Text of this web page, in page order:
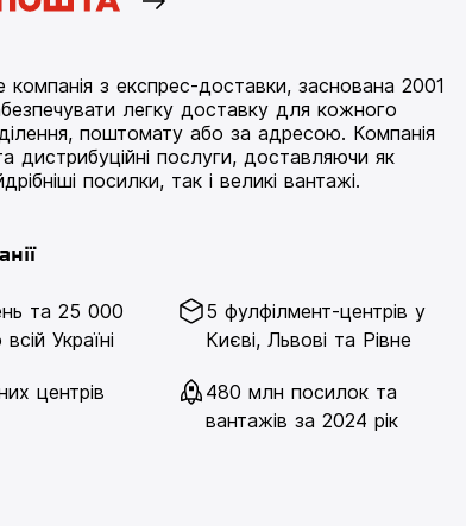
з експрес-доставки, заснована 2001
легку доставку для кожного
поштомату або за адресою. Компанія
дистрибуційні послуги, доставляючи як
посилки, так і великі вантажі.
та 25 000
Україні
5 фулфілмент-центрів у
Києві, Львові та Рівне
центрів
480 млн посилок та
вантажів за 2024 рік